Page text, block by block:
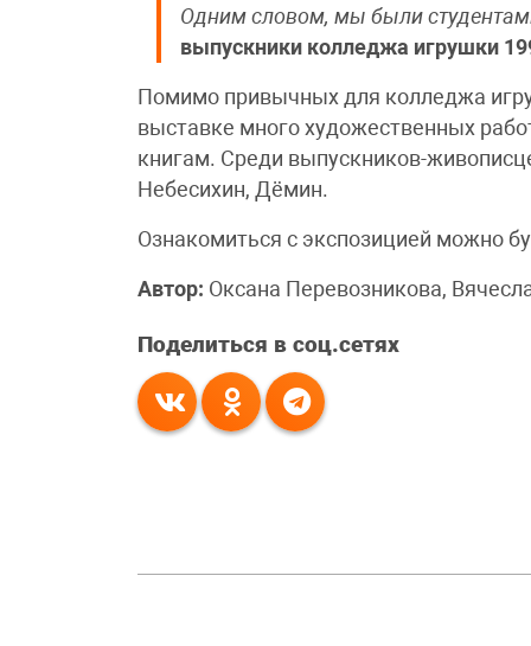
Одним словом, мы были
выпускники колледжа игрушки
Помимо привычных для колледжа
выставке много художественных
книгам. Среди выпускников-
Небесихин, Дёмин.
Ознакомиться с экспозицией можно
Автор: Оксана Перевозникова,
Поделиться в соц.сетях